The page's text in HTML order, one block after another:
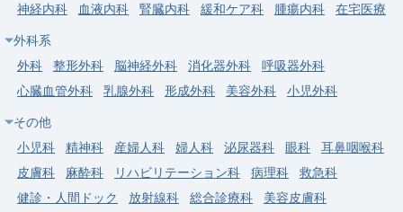
常勤
【那須塩原市】一般内科／週4・5日／当直なし可／高額年収
（年俸〜1,800万円）
求人病院名
募集科目 内科
勤務地 栃木県 那須塩原市
給与 年収 1,400万円 ～ 1,800万円
神経内科
血液内科 腎臓内科 緩和ケア科 腫瘍内科 在宅医療
外科系
外科
整形外科 脳神経外科 消化器外科
呼吸器外科
心臓血管外科
乳腺外科 形成外科 美容外科 小児外科
その他
小児科
精神科 産婦人科 婦人科 泌尿器科 眼科
耳鼻咽喉科
皮膚科
麻酔科 リハビリテーション科 病理科
救急科
健診・人間ドック
放射線科 総合診療科 美容皮膚科